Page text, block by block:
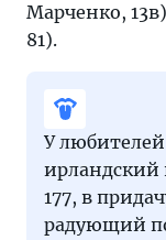
Марченко,
81).
У
ирландский
177, в
радующий